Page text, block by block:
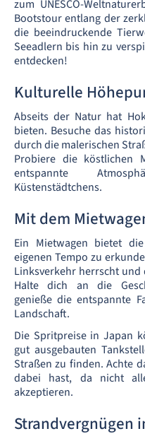
zum UNESCO-
Bootstour entlang der
die beeindruckende
Seeadlern bis hin zu
entdecken!
Kulturelle
Abseits der Natur hat
bieten. Besuche das
durch die malerischen
Probiere die köstlichen
entspannte
Küstenstädtchens.
Mit dem
Ein Mietwagen bietet
eigenen Tempo zu
Linksverkehr herrscht
Halte dich an die
genieße die entspannte
Landschaft.
Die Spritpreise in Japan
gut ausgebauten
Straßen zu finden. Achte
dabei hast, da nicht
akzeptieren.
Strandvergnügen